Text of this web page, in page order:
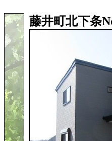
藤井町北下条